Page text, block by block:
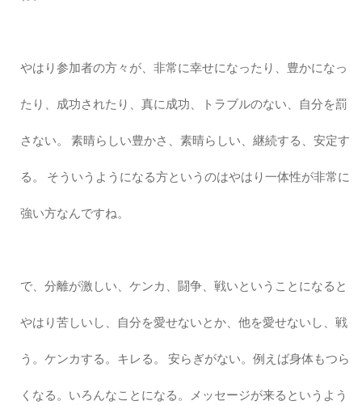
やはり参加者の方々が、非常に幸せになったり、豊かになっ
たり、成功されたり、真に成功、トラブルのない、自分を罰
さない。 素晴らしい豊かさ、素晴らしい、継続する、安定す
る。 そういうようになる方というのはやはり一体性が非常に
強い方なんですね。
で、分離が激しい、ケンカ、闘争、戦いということになると
やはり苦しいし、自分を愛せないとか、他を愛せないし、戦
う。ケンカする。キレる。 安らぎがない。例えば身体もつら
くなる。いろんなことになる。メッセージが来るというよう